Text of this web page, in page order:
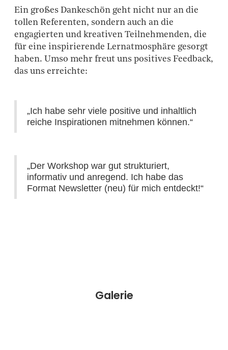
Ein großes Dankeschön geht nicht nur an die
tollen Referenten, sondern auch an die
engagierten und kreativen Teilnehmenden, die
für eine inspirierende Lernatmosphäre gesorgt
haben. Umso mehr freut uns positives Feedback,
das uns erreichte:
„Ich habe sehr viele positive und inhaltlich
reiche Inspirationen mitnehmen können.“
„Der Workshop war gut strukturiert,
informativ und anregend. Ich habe das
Format Newsletter (neu) für mich entdeckt!“
Galerie